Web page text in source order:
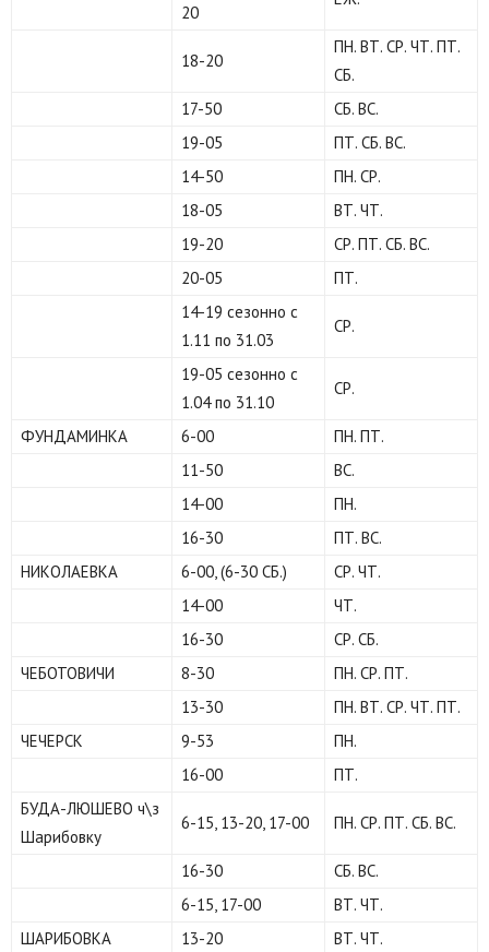
20
18-20
ПН. ВТ. СР. ЧТ. ПТ.
СБ.
17-50
СБ. ВС.
19-05
ПТ. СБ. ВС.
14-50
ПН. СР.
18-05
ВТ. ЧТ.
19-20
СР. ПТ. СБ. ВС.
20-05
ПТ.
14-19 сезонно с
1.11 по 31.03
СР.
19-05 сезонно с
1.04 по 31.10
СР.
ФУНДАМИНКА 6-00
ПН. ПТ.
11-50
ВС.
14-00
ПН.
16-30
ПТ. ВС.
НИКОЛАЕВКА
6-00, (6-30 СБ.)
СР. ЧТ.
14-00
ЧТ.
16-30
СР. СБ.
ЧЕБОТОВИЧИ
8-30
ПН. СР. ПТ.
13-30
ПН. ВТ. СР. ЧТ. ПТ.
ЧЕЧЕРСК
9-53
ПН.
16-00
ПТ.
БУДА-ЛЮШЕВО ч\з
Шарибовку
6-15, 13-20, 17-00 ПН. СР. ПТ. СБ. ВС.
16-30
СБ. ВС.
6-15, 17-00
ВТ. ЧТ.
ШАРИБОВКА
13-20
ВТ. ЧТ.